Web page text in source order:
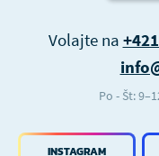
INSTAGRAM
Volajte na
Po - Št: